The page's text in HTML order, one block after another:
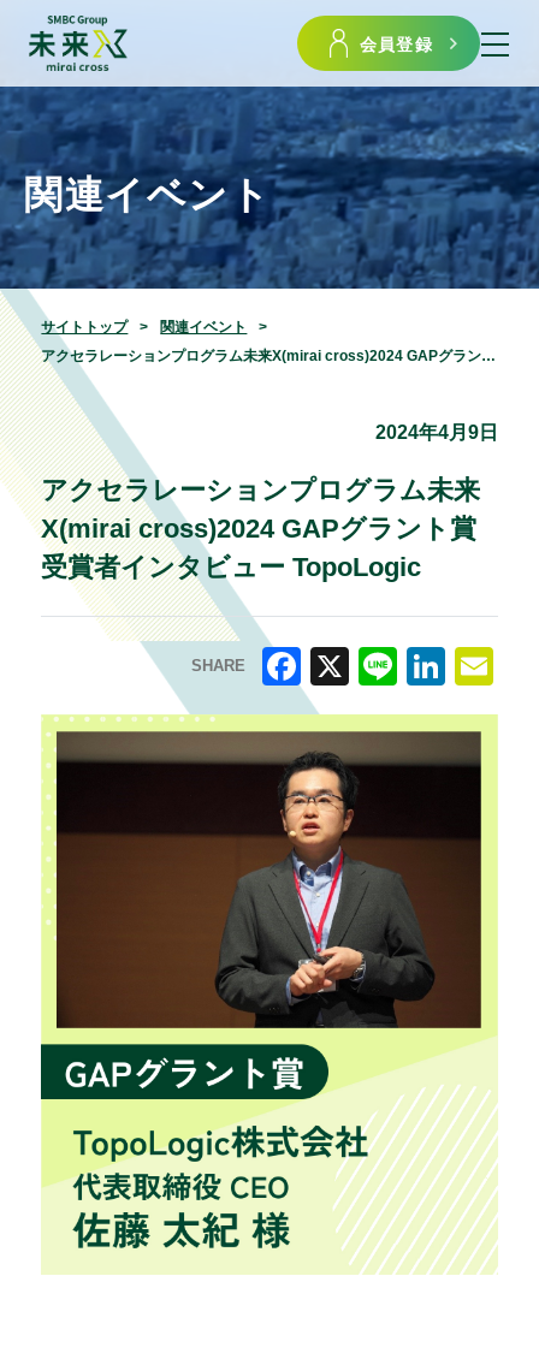
会員登録
関連イベント
サイトトップ
関連イベント
アクセラレーションプログラム未来X(mirai cross)2024 GAPグラント賞 受賞者インタビュー TopoLogic
2024年4月9日
アクセラレーションプログラム未来
X(mirai cross)2024 GAPグラント賞
受賞者インタビュー TopoLogic
SHARE
F
a
c
e
b
o
o
k
X Li
n
Li
n
E
m